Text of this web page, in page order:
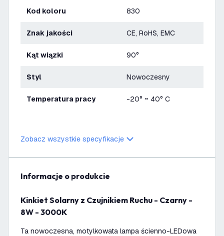
Kod koloru 830
Znak jakości CE, RoHS, EMC
Kąt wiązki 90°
Styl Nowoczesny
Temperatura pracy -20° ~ 40° C
Zobacz wszystkie specyfikacje
informacje o produkcie
Kinkiet Solarny z Czujnikiem Ruchu - Czarny -
8W - 3000K
Ta nowoczesna, motylkowata lampa ścienno-LEDowa